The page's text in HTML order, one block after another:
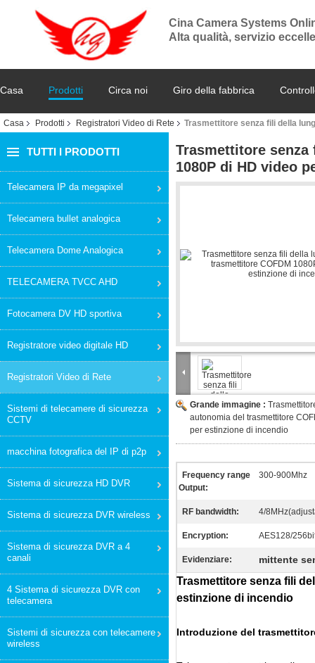
Cina Camera Systems
Alta qualità, servizio
Casa Prodotti Circa noi Giro della fabbrica
Casa Prodotti Registratori Video di Rete Trasmettitore senza fili della
TUTTI I PRODOTTI
Telecamera IP da megapixel
Telecamera bullet analogica
Telecamera Dome Analogica
TELECAMERA TVCC AHD
Fotocamera DV HD sportiva
Registratore video digitale HD
Registratori Video di Rete
Sistemi di telecamere di sicurezza
CCTV
macchina fotografica del IP di p2p
Sistema di sicurezza HD DVR
Sistema di sicurezza DVR wireless
Sistema di sicurezza DVR a 4
canali
4 Sistema di sicurezza DVR con
telecamera
Sistemi di sicurezza con telecamere
wireless
Trasmettitore
1080P di HD video
Grande immagine :
autonomia del trasmettitore
per estinzione di incendio
Frequency range
Output:
300-900Mhz
RF bandwidth: 4/
Encryption: AES128/
Evidenziare: mittente
Trasmettitore senza fili
estinzione di incendio
Introduzione del